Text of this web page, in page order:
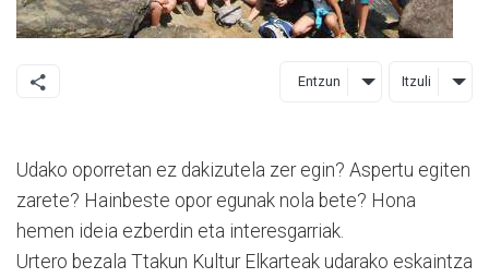
Entzun Itzuli
Udako oporretan ez dakizutela zer egin? Aspertu egiten
zarete? Hainbeste opor egunak nola bete? Hona
hemen ideia ezberdin eta interesgarriak.
Urtero bezala Ttakun Kultur Elkarteak udarako eskaintza